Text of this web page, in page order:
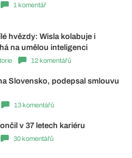
1 komentář
hvězdy: Wisla kolabuje i
na umělou inteligenci
12 komentářů
Slovensko, podepsal smlouvu
13 komentářů
v 37 letech kariéru
30 komentářů